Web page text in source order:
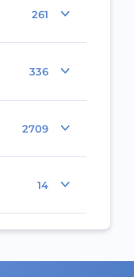
261
336
2709
14